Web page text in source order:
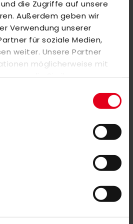
die Zugriffe auf unsere
Außerdem geben wir
Verwendung unserer
für soziale Medien,
weiter. Unsere Partner
möglicherweise mit
die Sie ihnen
haben.
23/24 red MALIK Stick bag JUMBO 23/24 pink